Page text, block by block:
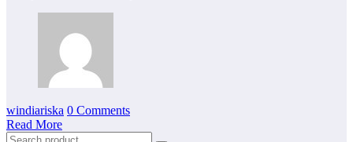
windiariska 0 Comments
Read More